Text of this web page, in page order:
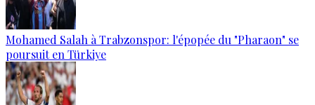
Mohamed Salah à Trabzonspor: l'épopée du "Pharaon" se
poursuit en Türkiye